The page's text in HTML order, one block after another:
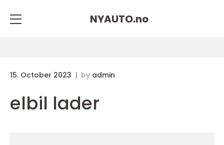
NYAUTO.no
15. October 2023 by admin
elbil lader